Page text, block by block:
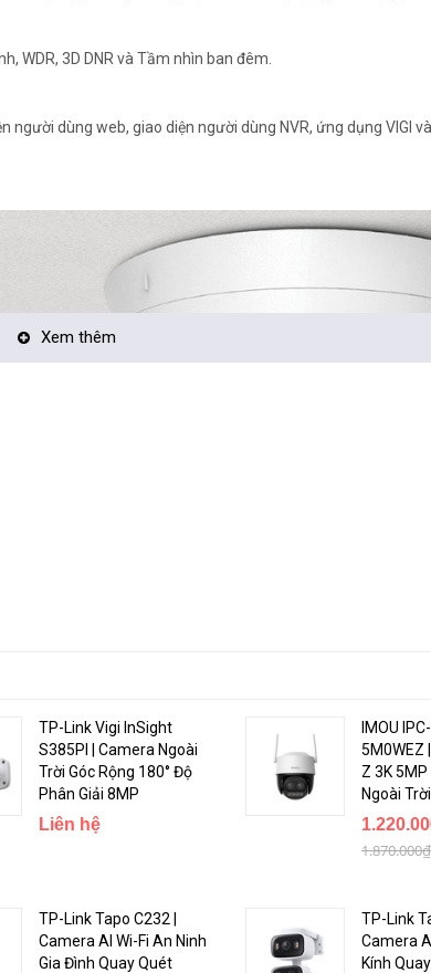
WDR, 3D DNR và Tầm nhìn ban đêm.
dùng web, giao diện người dùng NVR, ứng dụng VIGI
màu sắc ban đêm, mang đến hình ảnh rõ ràng, chi tiết, sắc
nhạy cao và đèn bổ sung kèm theo.
Xem thêm
TP-Link Vigi InSight
S385PI | Camera Ngoài
Trời Góc Rộng 180° Độ
Phân Giải 8MP
Liên hệ
IMOU
5M0WEZ
Z 3K
Ngoài
1.870.000₫
TP-Link Tapo C232 |
Camera AI Wi-Fi An Ninh
Gia Đình Quay Quét
TP-Link
Camera
Kính